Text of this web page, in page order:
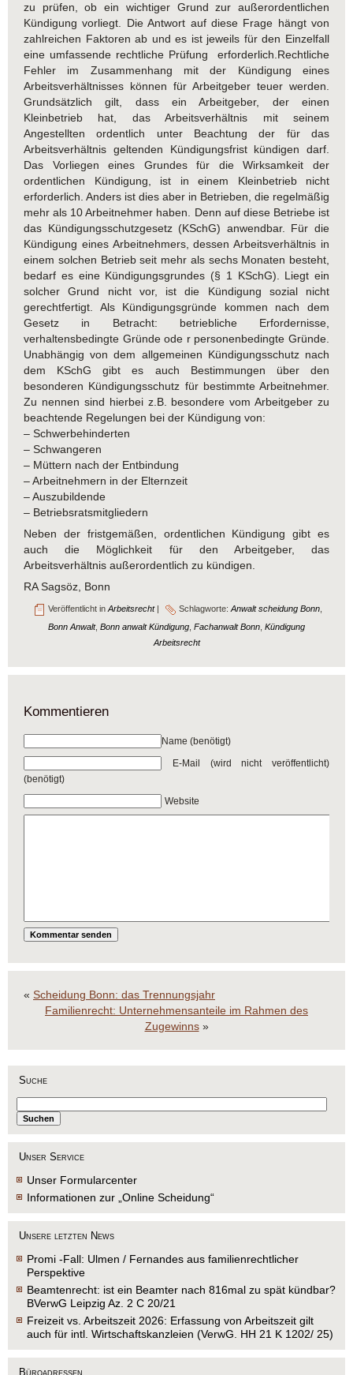
Suche
Unser Service
Unser Formularcenter
Informationen zur „Online Scheidung“
Unsere letzten News
Promi -Fall: Ulmen / Fernandes aus familienrechtlicher
Perspektive
Beamtenrecht: ist ein Beamter nach 816mal zu spät kündbar?
BVerwG Leipzig Az. 2 C 20/21
Freizeit vs. Arbeitszeit 2026: Erfassung von Arbeitszeit gilt
auch für intl. Wirtschaftskanzleien (VerwG. HH 21 K 1202/ 25)
Büroadressen
zu prüfen, ob ein wichtiger Grund zur außerordentlichen
Kündigung vorliegt. Die Antwort auf diese Frage hängt von
zahlreichen Faktoren ab und es ist jeweils für den Einzelfall
eine umfassende rechtliche Prüfung erforderlich.Rechtliche
Fehler im Zusammenhang mit der Kündigung eines
Arbeitsverhältnisses können für Arbeitgeber teuer werden.
Grundsätzlich gilt, dass ein Arbeitgeber, der einen
Kleinbetrieb hat, das Arbeitsverhältnis mit seinem
Angestellten ordentlich unter Beachtung der für das
Arbeitsverhältnis geltenden Kündigungsfrist kündigen darf.
Das Vorliegen eines Grundes für die Wirksamkeit der
ordentlichen Kündigung, ist in einem Kleinbetrieb nicht
erforderlich. Anders ist dies aber in Betrieben, die regelmäßig
mehr als 10 Arbeitnehmer haben. Denn auf diese Betriebe ist
das Kündigungsschutzgesetz (KSchG) anwendbar. Für die
Kündigung eines Arbeitnehmers, dessen Arbeitsverhältnis in
einem solchen Betrieb seit mehr als sechs Monaten besteht,
bedarf es eine Kündigungsgrundes (§ 1 KSchG). Liegt ein
solcher Grund nicht vor, ist die Kündigung sozial nicht
gerechtfertigt. Als Kündigungsgründe kommen nach dem
Gesetz in Betracht: betriebliche Erfordernisse,
verhaltensbedingte Gründe ode r personenbedingte Gründe.
Unabhängig von dem allgemeinen Kündigungsschutz nach
dem KSchG gibt es auch Bestimmungen über den
besonderen Kündigungsschutz für bestimmte Arbeitnehmer.
Zu nennen sind hierbei z.B. besondere vom Arbeitgeber zu
beachtende Regelungen bei der Kündigung von:
– Schwerbehinderten
– Schwangeren
– Müttern nach der Entbindung
– Arbeitnehmern in der Elternzeit
– Auszubildende
– Betriebsratsmitgliedern
Neben der fristgemäßen, ordentlichen Kündigung gibt es
auch die Möglichkeit für den Arbeitgeber, das
Arbeitsverhältnis außerordentlich zu kündigen.
RA Sagsöz, Bonn
Veröffentlicht inArbeitsrecht| Schlagworte:Anwalt scheidung Bonn,
Bonn Anwalt, Bonn anwalt Kündigung Fachanwalt Bonn Kündigung
Arbeitsrecht
Kommentieren
Name (benötigt)
E-Mail (wird nicht veröffentlicht)
(benötigt)
Website
« Scheidung Bonn: das Trennungsjahr
Familienrecht: Unternehmensanteile im Rahmen des
Zugewinns»